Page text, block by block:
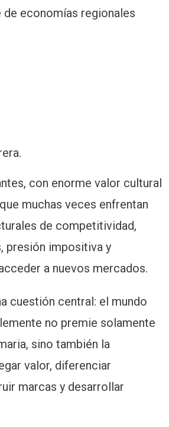
economías regionales
con enorme valor cultural
muchas veces enfrentan
de competitividad,
presión impositiva y
a nuevos mercados.
cuestión central: el mundo
no premie solamente
sino también la
valor, diferenciar
marcas y desarrollar